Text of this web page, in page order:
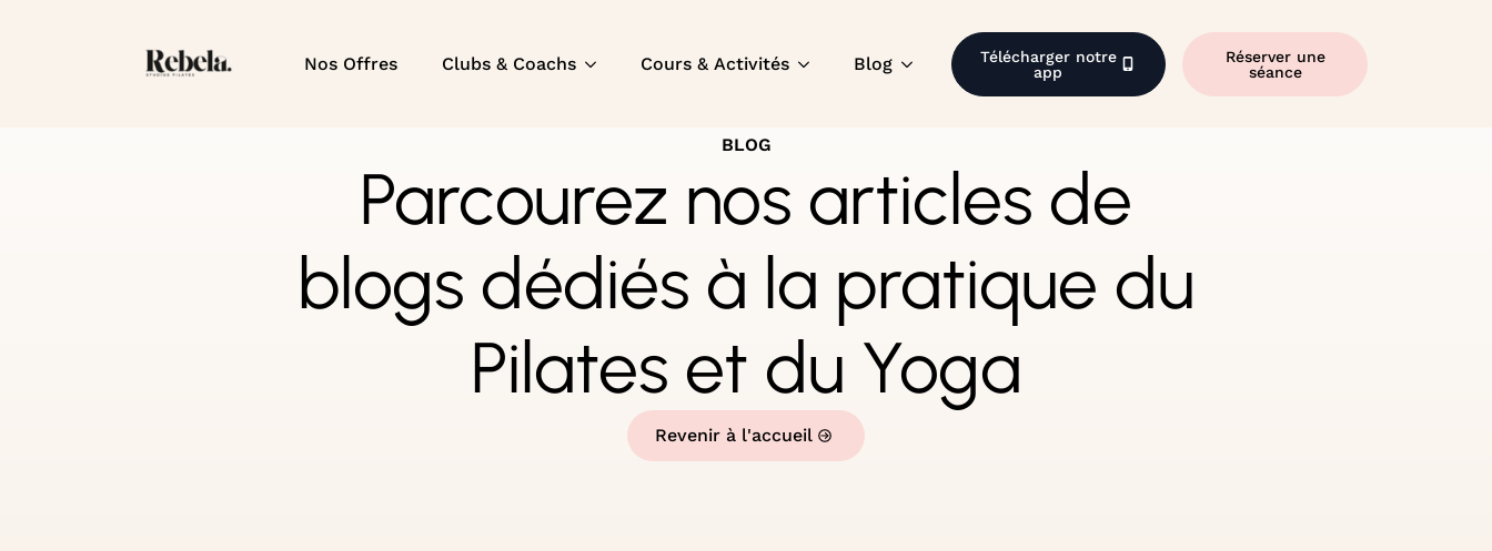
Nos Offres Clubs & Coachs Cours & Activités Blog
Télécharger notre
app
Réserver une
séance
BLOG
Parcourez nos articles de
blogs dédiés à la pratique du
Pilates et du Yoga
Revenir à l'accueil